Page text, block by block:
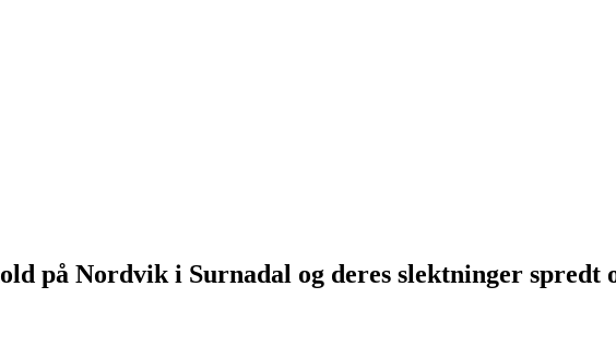
på Nordvik i Surnadal og deres slektninger spredt